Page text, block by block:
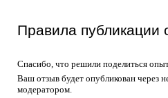
Правила публикации
Спасибо, что решили поделиться
Ваш отзыв будет опубликован через
модератором.